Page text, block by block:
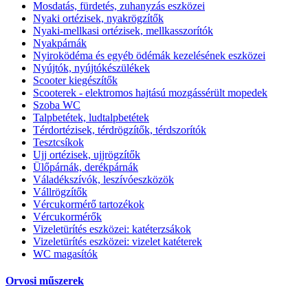
Mosdatás, fürdetés, zuhanyzás eszközei
Nyaki ortézisek, nyakrögzítők
Nyaki-mellkasi ortézisek, mellkasszorítók
Nyakpárnák
Nyiroködéma és egyéb ödémák kezelésének eszközei
Nyújtók, nyújtókészülékek
Scooter kiegészítők
Scooterek - elektromos hajtású mozgássérült mopedek
Szoba WC
Talpbetétek, ludtalpbetétek
Térdortézisek, térdrögzítők, térdszorítók
Tesztcsíkok
Ujj ortézisek, ujjrögzítők
Ülőpárnák, derékpárnák
Váladékszívók, leszívóeszközök
Vállrögzítők
Vércukormérő tartozékok
Vércukormérők
Vizeletürítés eszközei: katéterzsákok
Vizeletürítés eszközei: vizelet katéterek
WC magasítók
Orvosi műszerek